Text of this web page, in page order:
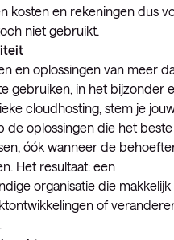
kosten en rekeningen dus
niet gebruikt.
en oplossingen van meer
gebruiken, in het bijzonder
cloudhosting, stem je
de oplossingen die het
óók wanneer de
Het resultaat: een
organisatie die
of